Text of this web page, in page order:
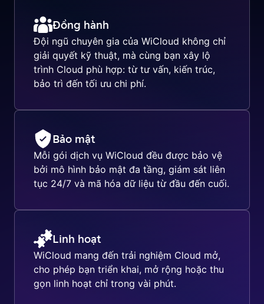
Đồng hành
Đội ngũ chuyên gia của WiCloud không chỉ
giải quyết kỹ thuật, mà cùng bạn xây lộ
trình Cloud phù hợp: từ tư vấn, kiến trúc,
bảo trì đến tối ưu chi phí.
Bảo mật
Mỗi gói dịch vụ WiCloud đều được bảo vệ
bởi mô hình bảo mật đa tầng, giám sát liên
tục 24/7 và mã hóa dữ liệu từ đầu đến cuối.
Linh hoạt
WiCloud mang đến trải nghiệm Cloud mở,
cho phép bạn triển khai, mở rộng hoặc thu
gọn linh hoạt chỉ trong vài phút.